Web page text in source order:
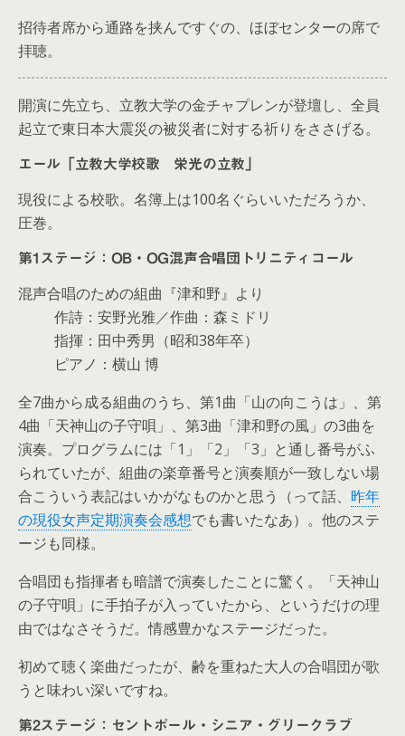
招待者席から通路を挟んですぐの、ほぼセンターの席で
拝聴。
開演に先立ち、立教大学の金チャプレンが登壇し、全員
起立で東日本大震災の被災者に対する祈りをささげる。
エール「立教大学校歌 栄光の立教」
現役による校歌。名簿上は100名ぐらいいただろうか、
圧巻。
第1ステージ：OB・OG混声合唱団トリニティコール
混声合唱のための組曲『津和野』より
作詩：安野光雅／作曲：森ミドリ
指揮：田中秀男（昭和38年卒）
ピアノ：横山 博
全7曲から成る組曲のうち、第1曲「山の向こうは」、第
4曲「天神山の子守唄」、第3曲「津和野の風」の3曲を
演奏。プログラムには「1」「2」「3」と通し番号がふ
られていたが、組曲の楽章番号と演奏順が一致しない場
合こういう表記はいかがなものかと思う（って話、 昨年
の現役女声定期演奏会感想でも書いたなあ）。他のステ
ージも同様。
合唱団も指揮者も暗譜で演奏したことに驚く。「天神山
の子守唄」に手拍子が入っていたから、というだけの理
由ではなさそうだ。情感豊かなステージだった。
初めて聴く楽曲だったが、齢を重ねた大人の合唱団が歌
うと味わい深いですね。
第2ステージ：セントポール・シニア・グリークラブ